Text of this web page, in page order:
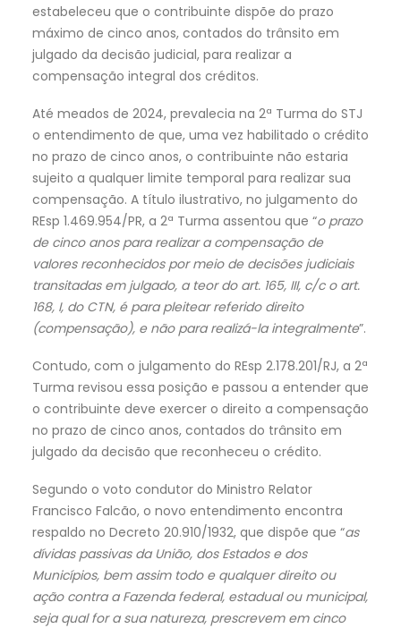
estabeleceu que o contribuinte dispõe do prazo
máximo de cinco anos, contados do trânsito em
julgado da decisão judicial, para realizar a
compensação integral dos créditos.
Até meados de 2024, prevalecia na 2ª Turma do STJ
o entendimento de que, uma vez habilitado o crédito
no prazo de cinco anos, o contribuinte não estaria
sujeito a qualquer limite temporal para realizar sua
compensação. A título ilustrativo, no julgamento do
REsp 1.469.954/PR, a 2ª Turma assentou que “o prazo
de cinco anos para realizar a compensação de
valores reconhecidos por meio de decisões judiciais
transitadas em julgado, a teor do art. 165, III, c/c o art.
168, I, do CTN, é para pleitear referido direito
(compensação), e não para realizá-la integralmente”.
Contudo, com o julgamento do REsp 2.178.201/RJ, a 2ª
Turma revisou essa posição e passou a entender que
o contribuinte deve exercer o direito a compensação
no prazo de cinco anos, contados do trânsito em
julgado da decisão que reconheceu o crédito.
Segundo o voto condutor do Ministro Relator
Francisco Falcão, o novo entendimento encontra
respaldo no Decreto 20.910/1932, que dispõe que “as
dívidas passivas da União, dos Estados e dos
Municípios, bem assim todo e qualquer direito ou
ação contra a Fazenda federal, estadual ou municipal,
seja qual for a sua natureza, prescrevem em cinco